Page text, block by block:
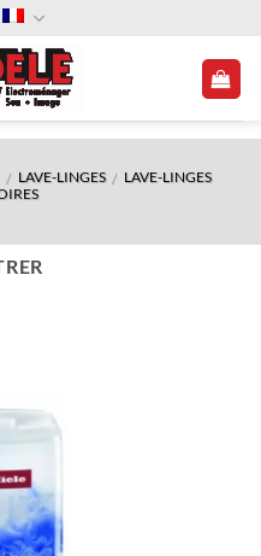
/ LAVE-LINGES / LAVE-LINGES